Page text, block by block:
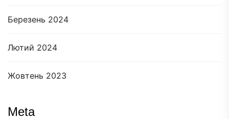
Березень 2024
Лютий 2024
Жовтень 2023
Meta